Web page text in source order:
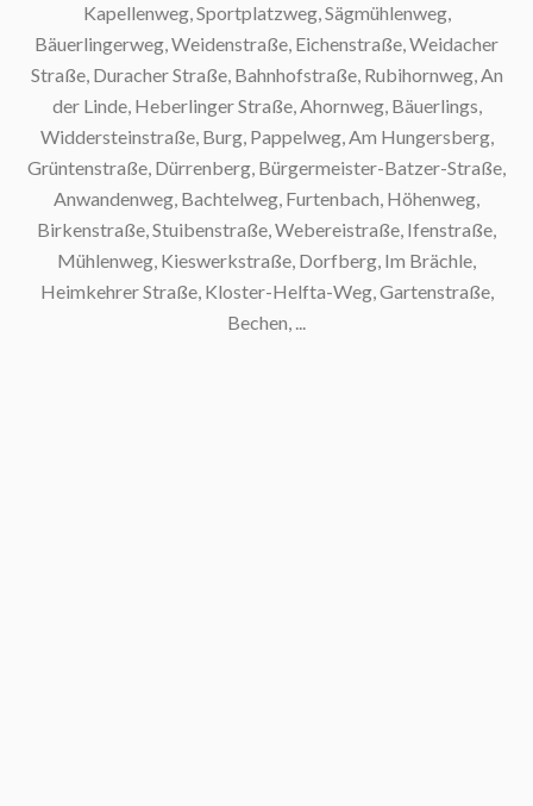
Kapellenweg, Sportplatzweg, Sägmühlenweg,
Bäuerlingerweg, Weidenstraße, Eichenstraße, Weidacher
Straße, Duracher Straße, Bahnhofstraße, Rubihornweg, An
der Linde, Heberlinger Straße, Ahornweg, Bäuerlings,
Widdersteinstraße, Burg, Pappelweg, Am Hungersberg,
Grüntenstraße, Dürrenberg, Bürgermeister-Batzer-Straße,
Anwandenweg, Bachtelweg, Furtenbach, Höhenweg,
Birkenstraße, Stuibenstraße, Webereistraße, Ifenstraße,
Mühlenweg, Kieswerkstraße, Dorfberg, Im Brächle,
Heimkehrer Straße, Kloster-Helfta-Weg, Gartenstraße,
Bechen, ...